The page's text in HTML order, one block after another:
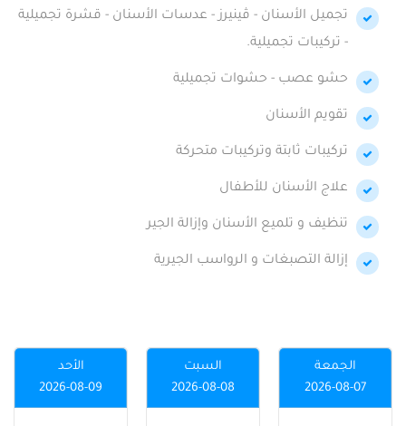
تجميل الأسنان - ڤينيرز - عدسات الأسنان - قشرة تجميلية
- تركيبات تجميلية.
حشو عصب - حشوات تجميلية
تقويم الأسنان
تركيبات ثابتة وتركيبات متحركة
علاج الأسنان للأطفال
تنظيف و تلميع الأسنان وإزالة الجير
إزالة التصبغات و الرواسب الجيرية
الجمعة
2026-08-07
السبت
2026-08-08
الأحد
2026-08-09